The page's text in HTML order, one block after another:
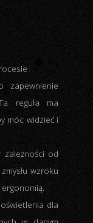
zapewnienie
reguła ma
móc widzieć i
zależności od
wzroku
dla